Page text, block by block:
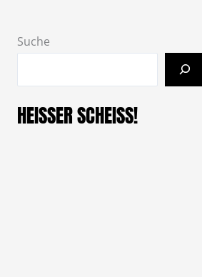
Suche
HEISSER SCHEISS!